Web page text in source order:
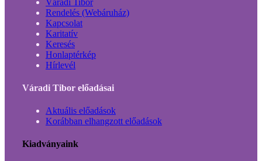
Rendelés (Webáruház)
Kapcsolat
Karitatív
Keresés
Honlaptérkép
Hírlevél
Váradi Tibor előadásai
Aktuális előadások
Korábban elhangzott előadások
Kiadványaink